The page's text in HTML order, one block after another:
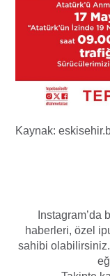
Kaynak:
Instagram’da
haberleri, özel
sahibi